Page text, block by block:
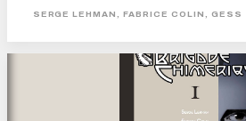
(Spiderman, Superman et autres Batman). Les
de méchants puisés dans la littérature
SERGE LEHMAN, FABRICE COLIN, GESS